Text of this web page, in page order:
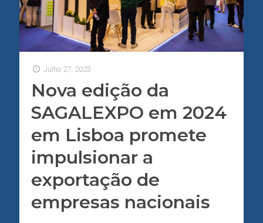
Julho 27, 2023
Nova edição da
SAGALEXPO em 2024
em Lisboa promete
impulsionar a
exportação de
empresas nacionais